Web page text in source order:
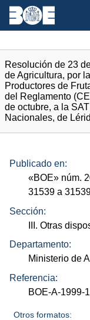
Resolución de 23
de Agricultura, por
Productores de
del Reglamento
de octubre, a la
Nacionales, de
Publicado en:
«BOE» núm.
31539 a
Sección:
III. Otras
Departamento:
Ministerio de
Referencia:
BOE-A-1999-
Otros formatos: